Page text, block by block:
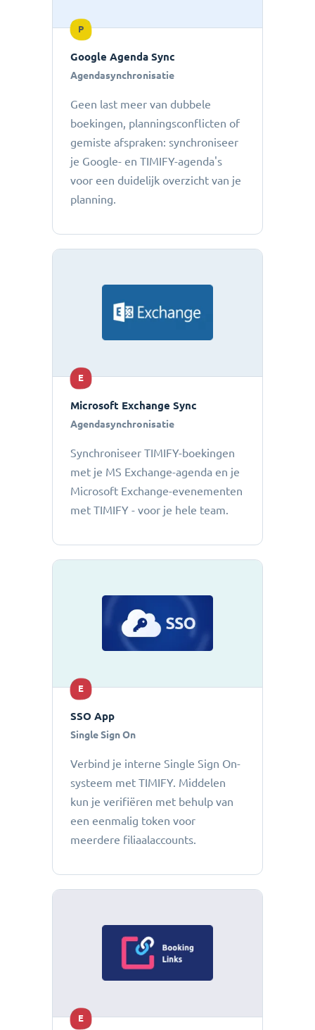
P
Google Agenda Sync
Agendasynchronisatie
Geen last meer van dubbele
boekingen, planningsconflicten of
gemiste afspraken: ​​synchroniseer
je Google- en TIMIFY-agenda's
voor een duidelijk overzicht van je
planning.
E
Microsoft Exchange Sync
Agendasynchronisatie
Synchroniseer TIMIFY-boekingen
met je MS Exchange-agenda en je
Microsoft Exchange-evenementen
met TIMIFY - voor je hele team.
E
SSO App
Single Sign On
Verbind je interne Single Sign On-
systeem met TIMIFY. Middelen
kun je verifiëren met behulp van
een eenmalig token voor
meerdere filiaalaccounts.
E